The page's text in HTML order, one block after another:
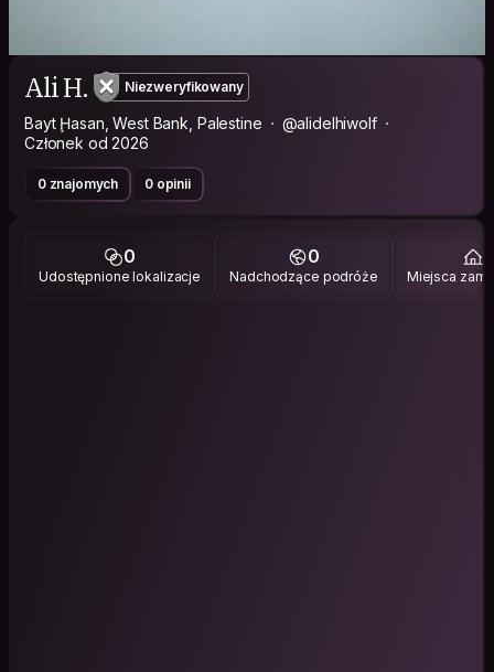
Ali H. Niezweryfikowany
Bayt Ḩasan, West Bank, Palestine
@alidelhiwolf
Członek od 2026
0 znajomych 0 opinii
0
Udostępnione lokalizacje
0
Nadchodzące podróże Miejsca